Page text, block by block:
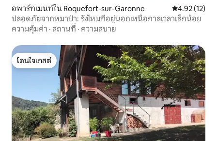
อพาร์ทเมนท์ใน Roquefort-sur-Garonne คะแนนเฉลี่ย
4.92 (12)
ปลอดภัยจากหมาป่า: รังไหมที่อยู่นอกเหนือกาลเวลาเล็กน้อย
ความคุ้มค่า · สถานที่ · ความสบาย
โดนใจเกสต์
โดนใจเกสต์